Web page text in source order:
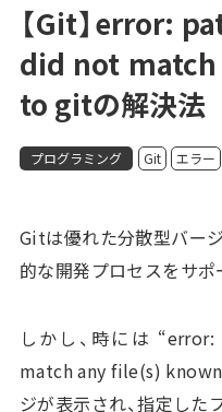
【Git】error:
did not
to gitの解決法
プログラミング Git エラー
Gitは優れた分散型バー
的な開発プロセスをサポ
しかし、時には
match any file(s)
ジが表示され、指定し